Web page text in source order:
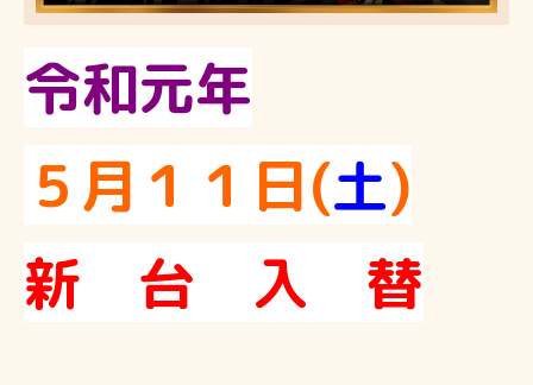
令和元年
５月１１日(土)
新 台 入 替